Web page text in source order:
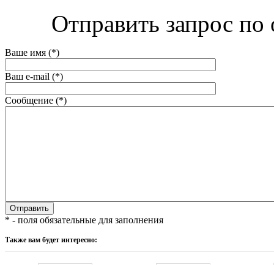
Отправить запрос
Ваше имя (*)
Ваш e-mail (*)
Сообщение (*)
* - поля обязательные для заполнения
Также вам будет интересно: